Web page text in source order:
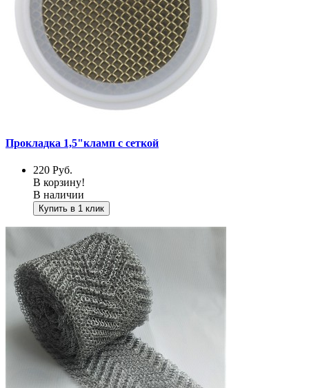
Прокладка 1,5"кламп с сеткой
220 Руб.
В корзину!
В наличии
Купить в 1 клик